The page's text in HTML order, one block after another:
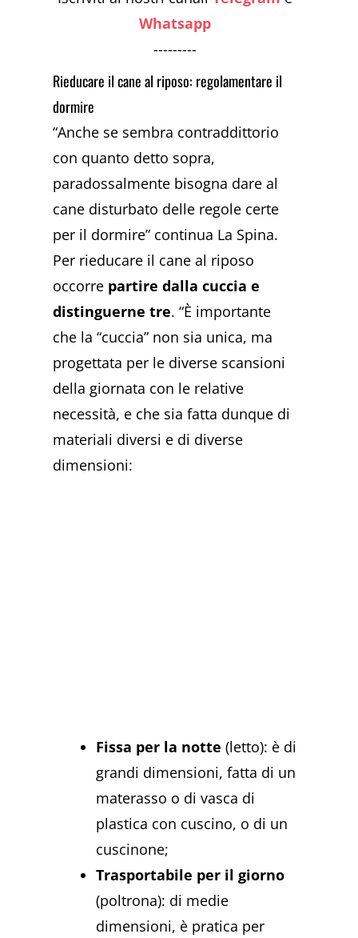
Whatsapp
---------
Rieducare il cane al riposo: regolamentare il
dormire
“Anche se sembra contraddittorio
con quanto detto sopra,
paradossalmente bisogna dare al
cane disturbato delle regole certe
per il dormire” continua La Spina.
Per rieducare il cane al riposo
occorre partire dalla cuccia e
distinguerne tre. “È importante
che la “cuccia” non sia unica, ma
progettata per le diverse scansioni
della giornata con le relative
necessità, e che sia fatta dunque di
materiali diversi e di diverse
dimensioni:
Fissa per la notte (letto): è di
grandi dimensioni, fatta di un
materasso o di vasca di
plastica con cuscino, o di un
cuscinone;
Trasportabile per il giorno
(poltrona): di medie
dimensioni, è pratica per